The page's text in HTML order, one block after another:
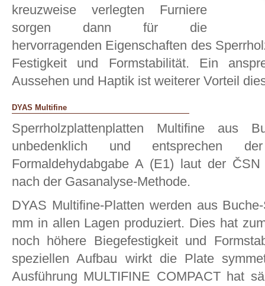
kreuzweise verlegten Furniere
sorgen dann für die
hervorragenden Eigenschaften des
Festigkeit und Formstabilität. Ein
Aussehen und Haptik ist weiterer Vorteil
DYAS Multifine
Sperrholzplattenplatten Multifine aus
unbedenklich und entsprechen
Formaldehydabgabe A (E1) laut der
nach der Gasanalyse-Methode.
DYAS Multifine-Platten werden aus
mm in allen Lagen produziert. Dies hat
noch höhere Biegefestigkeit und
speziellen Aufbau wirkt die Plate
Ausführung MULTIFINE COMPACT hat